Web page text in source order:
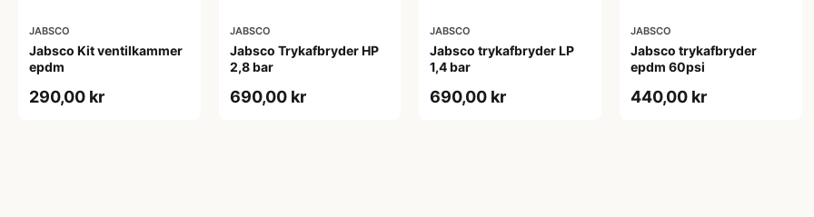
JABSCO
Jabsco Kit ventilkammer
epdm
290,00 kr
JABSCO
Jabsco Trykafbryder HP
2,8 bar
690,00 kr
JABSCO
Jabsco trykafbryder LP
1,4 bar
690,00 kr
JABSCO
Jabsco trykafbryder
epdm 60psi
440,00 kr